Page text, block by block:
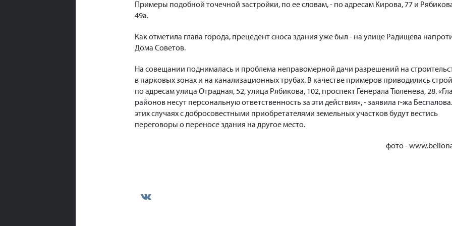
Примеры подобной точечной застройки, по ее словам, - по адресам Кирова, 77 и
49а.
Как отметила глава города, прецедент сноса здания уже был - на улице Радищева
Дома Советов.
На совещании поднималась и проблема неправомерной дачи разрешений на
в парковых зонах и на канализационных трубах. В качестве примеров приводились
по адресам улица Отрадная, 52, улица Рябикова, 102, проспект Генерала Тюленева, 28.
районов несут персональную ответственность за эти действия», - заявила г-жа
этих случаях с добросовестными приобретателями земельных участков будут вестись
переговоры о переносе здания на другое место.
фото -